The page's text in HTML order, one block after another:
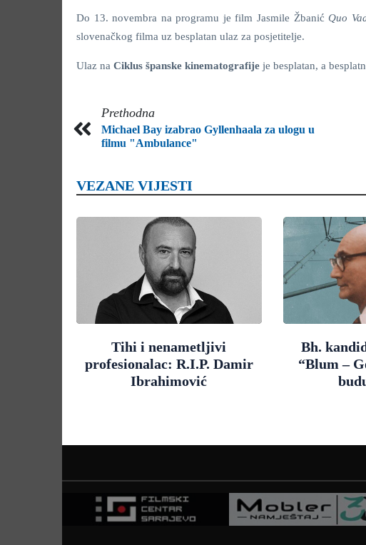
Do 13. novembra na programu je film Jasmile Žbanić Quo
slovenačkog filma uz besplatan ulaz za posjetitelje.
Ulaz na Ciklus španske kinematografije je besplatan, a
Prethodna
Michael Bay izabrao Gyllenhaala za ulogu u
filmu "Ambulance"
VEZANE VIJESTI
Tihi i nenametljivi
profesionalac: R.I.P. Damir
Ibrahimović
Bh.
“Blum –